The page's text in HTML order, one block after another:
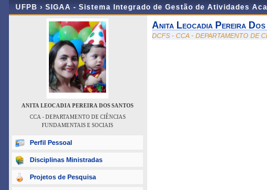
UFPB › SIGAA - Sistema Integrado de Gestão de Atividades
ANITA LEOCADIA PEREIRA DOS SANTOS
CCA - DEPARTAMENTO DE CIÊNCIAS
FUNDAMENTAIS E SOCIAIS
Perfil Pessoal
Disciplinas Ministradas
Projetos de Pesquisa
Anita Leocadia Pereira
DCFS - CCA - DEPARTAMENTO DE